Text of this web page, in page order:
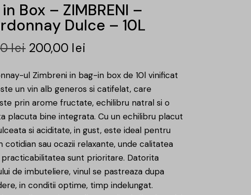
Box – ZIMBRENI –
Dulce – 10L
lei 200,00 lei
ul Zimbreni in bag-in box de 10l vinificat
un vin alb generos si catifelat, care
prin arome fructate, echilibru natral si o
placuta bine integrata. Cu un echilibru placut
si aciditate, in gust, este ideal pentru
cotidian sau ocazii relaxante, unde calitatea
practicabilitatea sunt prioritare. Datorita
de imbuteliere, vinul se pastreaza dupa
in conditii optime, timp indelungat.